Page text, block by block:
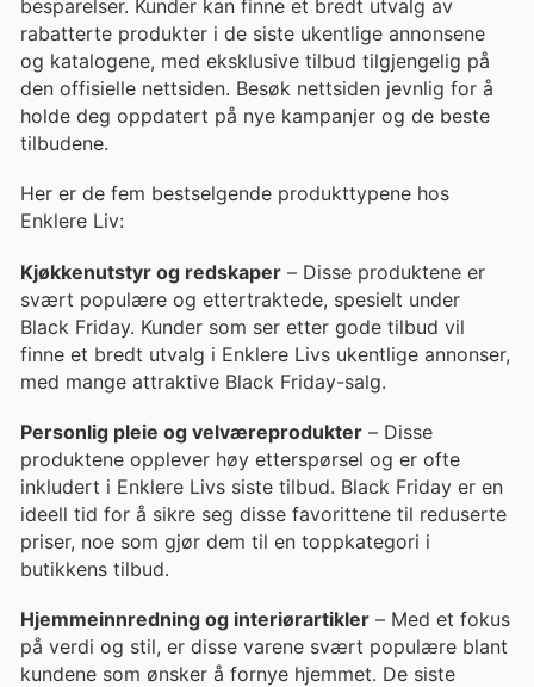
besparelser. Kunder kan finne et bredt utvalg av
rabatterte produkter i de siste ukentlige annonsene
og katalogene, med eksklusive tilbud tilgjengelig på
den offisielle nettsiden. Besøk nettsiden jevnlig for å
holde deg oppdatert på nye kampanjer og de beste
tilbudene.
Her er de fem bestselgende produkttypene hos
Enklere Liv:
Kjøkkenutstyr og redskaper – Disse produktene er
svært populære og ettertraktede, spesielt under
Black Friday. Kunder som ser etter gode tilbud vil
finne et bredt utvalg i Enklere Livs ukentlige annonser,
med mange attraktive Black Friday-salg.
Personlig pleie og velværeprodukter – Disse
produktene opplever høy etterspørsel og er ofte
inkludert i Enklere Livs siste tilbud. Black Friday er en
ideell tid for å sikre seg disse favorittene til reduserte
priser, noe som gjør dem til en toppkategori i
butikkens tilbud.
Hjemmeinnredning og interiørartikler – Med et fokus
på verdi og stil, er disse varene svært populære blant
kundene som ønsker å fornye hjemmet. De siste